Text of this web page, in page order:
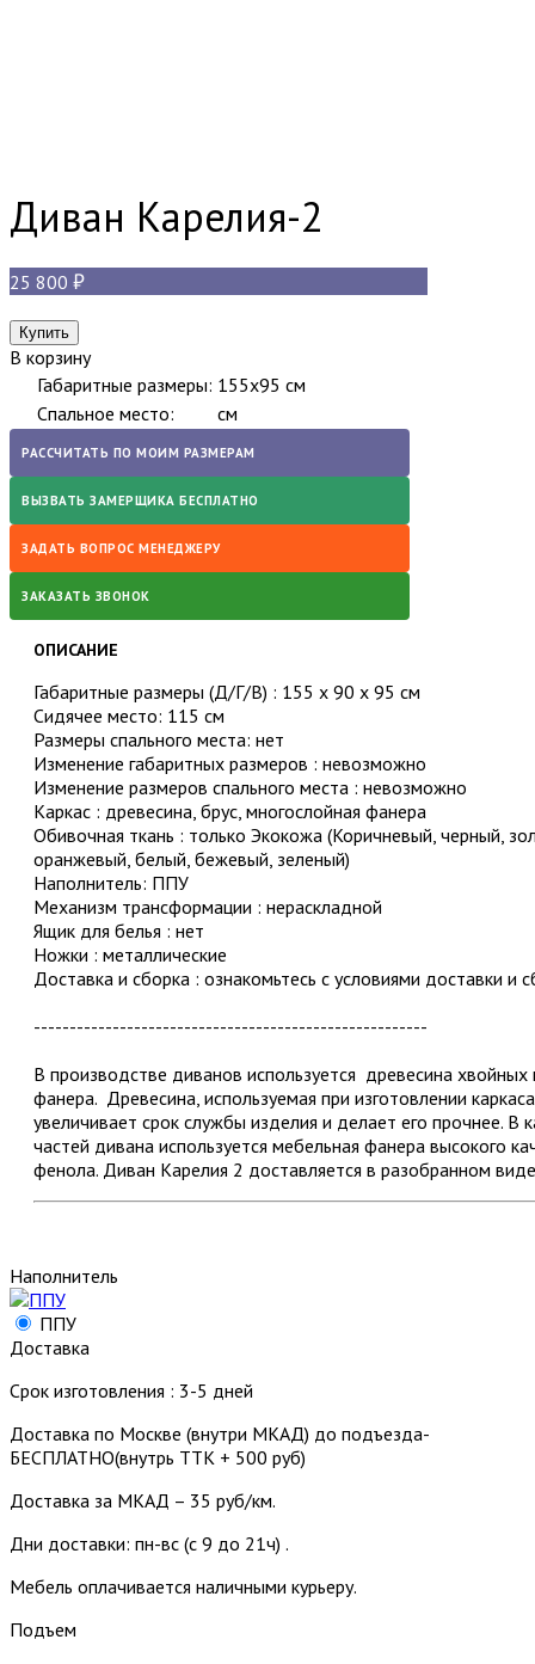
Диван Карелия-2
25 800
В корзину
Габаритные размеры: 155x95 см
Спальное место:
см
РАССЧИТАТЬ ПО МОИМ РАЗМЕРАМ
ВЫЗВАТЬ ЗАМЕРЩИКА БЕСПЛАТНО
ЗАДАТЬ ВОПРОС МЕНЕДЖЕРУ
ЗАКАЗАТЬ ЗВОНОК
ОПИСАНИЕ
Габаритные размеры (Д/Г/В) : 155 х 90 х 95 см
Сидячее место: 115 см
Размеры спального места: нет
Изменение габаритных размеров : невозможно
Изменение размеров спального места : невозможно
Каркас : древесина, брус, многослойная фанера
Обивочная ткань : только Экокожа (Коричневый, черный,
оранжевый, белый, бежевый, зеленый)
Наполнитель: ППУ
Механизм трансформации : нераскладной
Ящик для белья : нет
Ножки : металлические
Доставка и сборка : ознакомьтесь с условиями доставки и
-------------------------------------------------------
В производстве диванов используется древесина
фанера. Древесина, используемая при изготовлении
увеличивает срок службы изделия и делает его прочнее. В
частей дивана используется мебельная фанера высокого
фенола. Диван Карелия 2 доставляется в разобранном
Наполнитель
ППУ
Доставка
Срок изготовления : 3-5 дней
Доставка по Москве (внутри МКАД) до подъезда-
БЕСПЛАТНО(внутрь ТТК + 500 руб)
Доставка за МКАД – 35 руб/км.
Дни доставки: пн-вс (с 9 до 21ч) .
Мебель оплачивается наличными курьеру.
Подъем